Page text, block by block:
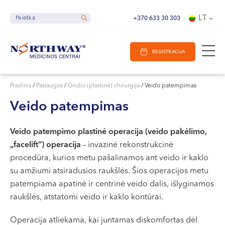
Darbo laikas
Vilnius
S. Žukausko g. 19
I-V 07:30 - 20:30
Kaunas
Miško g. 25A
Darbo laikas:
I-V 08:00 - 20:00
VI 09:00 - 15:00
Paieška
Paieška +370 633 30 303 LT
REGISTRACIJA
E-Registracija
KAUNE
KLAIPĖDOJE
Pradinis / Paslaugos / Grožio (plastinė) chirurgija / Veido patempimas
Veido patempimas
Veido patempimo plastinė operacija (veido pakėlimo,
„facelift“) operacija – invazinė rekonstrukcinė
procedūra, kurios metu pašalinamos ant veido ir kaklo
su amžiumi atsiradusios raukšlės. Šios operacijos metu
patempiama apatinė ir centrinė veido dalis, išlyginamos
raukšlės, atstatomi veido ir kaklo kontūrai.
Operacija atliekama, kai juntamas diskomfortas dėl